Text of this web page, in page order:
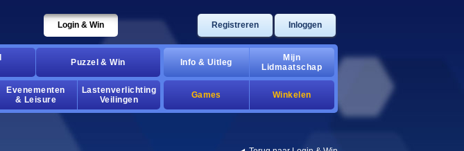
Login & Win Registreren Inloggen
Puzzel & Win
Evenementen
& Leisure
Lastenverlichting
Veilingen
Info & Uitleg
Mijn
Lidmaatschap
Games Winkelen